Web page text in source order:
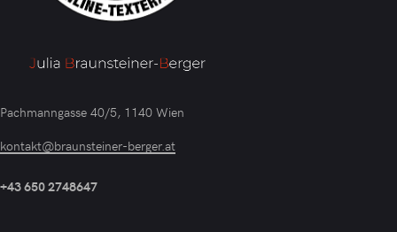
Pachmanngasse 40/5, 1140 Wien
kontakt@braunsteiner-berger.at
+43 650 2748647